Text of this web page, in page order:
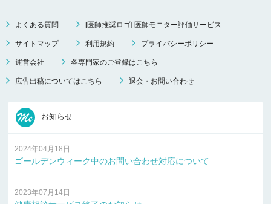
よくある質問 [医師推奨ロゴ] 医師モニター評価サービス
サイトマップ 利用規約 プライバシーポリシー
運営会社 各専門家のご登録はこちら
広告出稿についてはこちら 退会・お問い合わせ
お知らせ
2024年04月18日
ゴールデンウィーク中のお問い合わせ対応について
2023年07月14日